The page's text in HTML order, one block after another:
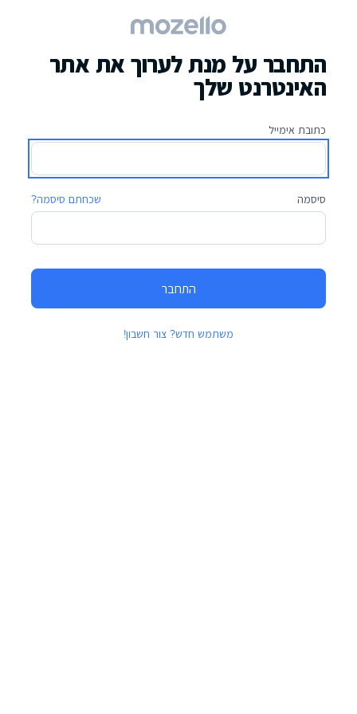
התחבר על מנת לערוך את אתר
האינטרנט שלך
כתובת אימייל
סיסמה שכחתם סיסמה?
התחבר
משתמש חדש? צור חשבון!